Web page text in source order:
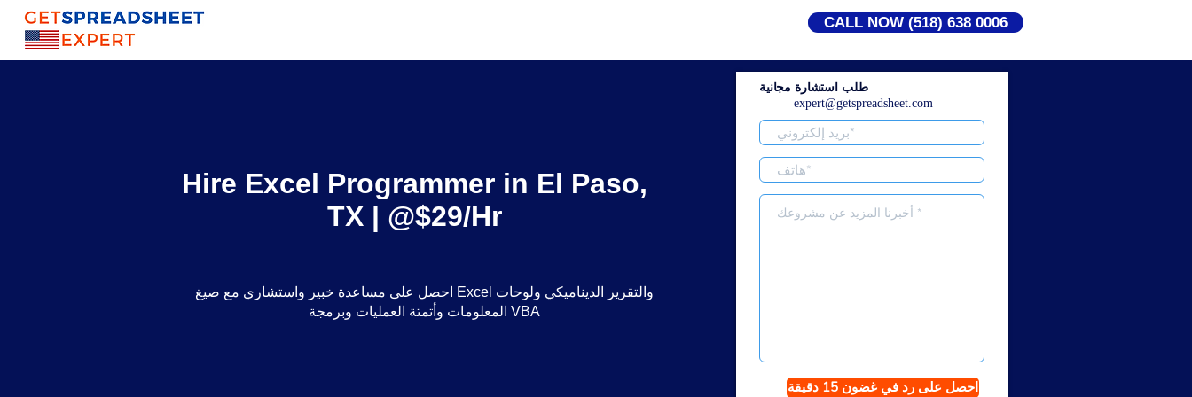
CALL NOW (518) 638 0006
Hire Excel Programmer in El Paso,
TX | @$29/Hr
احصل على مساعدة خبير واستشاري مع صيغ Excel والتقرير الديناميكي ولوحات
المعلومات وأتمتة العمليات وبرمجة VBA
طلب استشارة مجانية
expert@getspreadsheet.com
احصل على رد في غضون 15 دقيقة